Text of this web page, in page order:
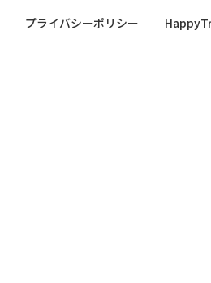
プライバシーポリシー